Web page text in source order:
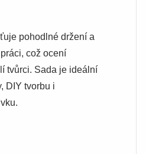
pohodlné držení a
což ocení
tvůrci. Sada je ideální
DIY tvorbu i